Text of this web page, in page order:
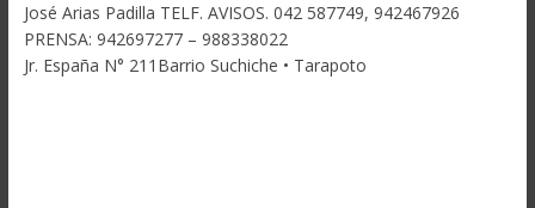
José Arias Padilla TELF. AVISOS. 042 587749, 942467926
PRENSA: 942697277 – 988338022
Jr. España N° 211Barrio Suchiche • Tarapoto